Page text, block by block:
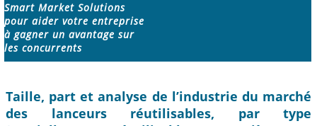
Smart Market Solutions
pour aider votre entreprise
à gagner un avantage sur
les concurrents
Taille, part et analyse de l’industrie du marché
des lanceurs réutilisables, par type